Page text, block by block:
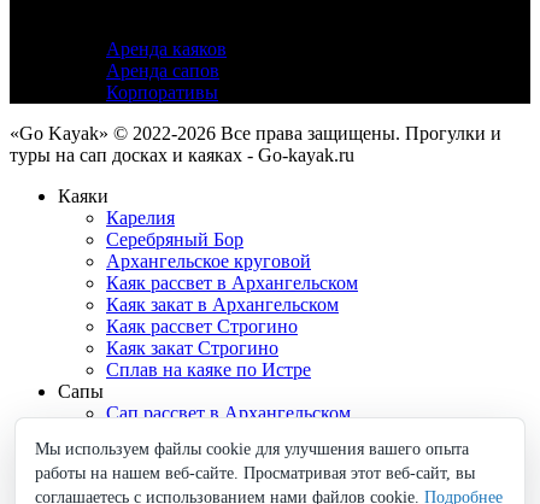
Аренда каяков
Аренда сапов
Корпоративы
«Go Kayak» © 2022-2026 Все права защищены. Прогулки и
туры на сап досках и каяках - Go-kayak.ru
Каяки
Карелия
Серебряный Бор
Архангельское круговой
Каяк рассвет в Архангельском
Каяк закат в Архангельском
Каяк рассвет Строгино
Каяк закат Строгино
Сплав на каяке по Истре
Сапы
Сап рассвет в Архангельском
Сап рассвет Строгино
Сап закат Строгино
О нас
Мы используем файлы cookie для улучшения вашего опыта
работы на нашем веб-сайте. Просматривая этот веб-сайт, вы
соглашаетесь с использованием нами файлов cookie. Подробнее